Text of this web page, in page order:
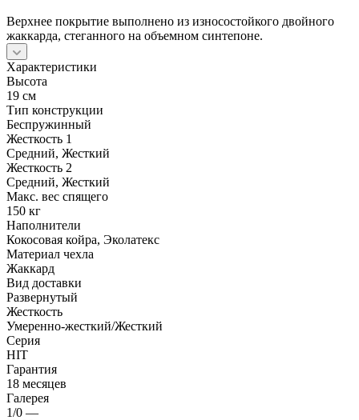
Верхнее покрытие выполнено из износостойкого двойного
жаккарда, стеганного на объемном синтепоне.
Характеристики
Высота
19 см
Тип конструкции
Беспружинный
Жесткость 1
Средний, Жесткий
Жесткость 2
Средний, Жесткий
Макс. вес спящего
150 кг
Наполнители
Кокосовая койра, Эколатекс
Материал чехла
Жаккард
Вид доставки
Развернутый
Жесткость
Умеренно-жесткий/Жесткий
Серия
HIT
Гарантия
18 месяцев
Галерея
1/0 —